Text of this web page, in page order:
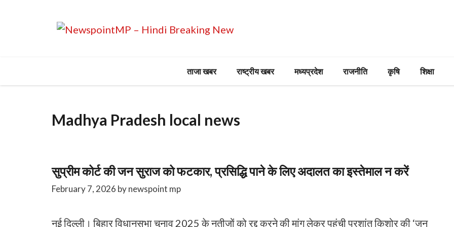
ताजा खबर राष्ट्रीय खबर मध्यप्रदेश राजनीति कृषि शिक्षा
Madhya Pradesh local news
सुप्रीम कोर्ट की जन सुराज को फटकार, प्रसिद्धि पाने के लिए अदालत का इस्तेमाल न करें
February 7, 2026 bynewspoint mp
​नई दिल्ली। बिहार विधानसभा चुनाव 2025 के नतीजों को रद्द करने की मांग लेकर पहुंची प्रशांत किशोर की ‘जन